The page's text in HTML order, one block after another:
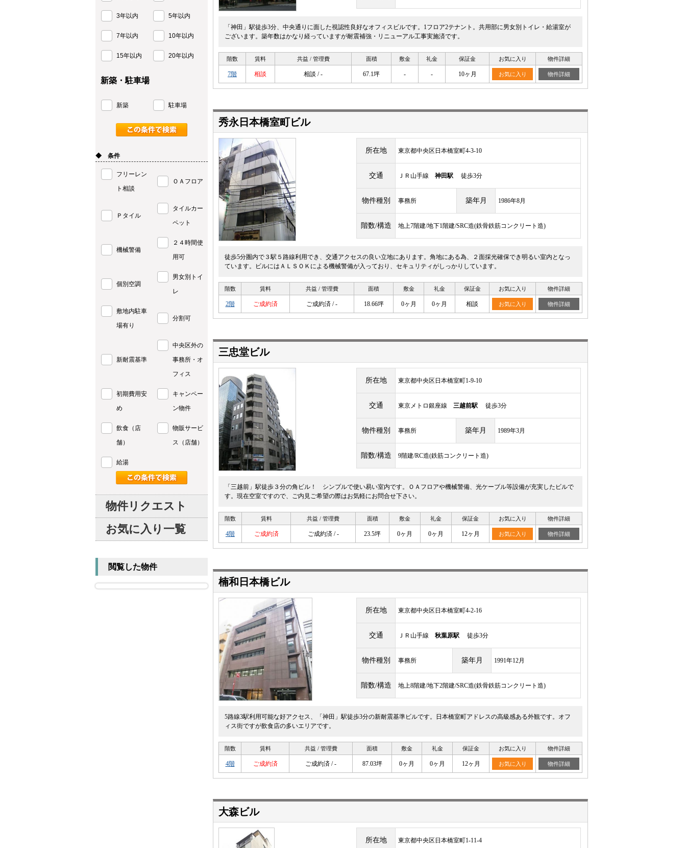
「神田」駅徒歩3分、中央通りに面した視認性良好なオフィスビルです。1フロア2テナント。共用部に男女別トイレ・給湯室が
ございます。築年数はかなり経っていますが耐震補強・リニューアル工事実施済です。
階数 賃料 共益 / 管理費 面積 敷金 礼金 保証金 お気に入り 物件詳細
7階 相談 相談 / - 67.1坪 - - 10ヶ月 お気に入り 物件詳細
秀永日本橋室町ビル
所在地 東京都中央区日本橋室町4-3-10
交通 ＪＲ山手線 神田駅 徒歩3分
物件種別 事務所 築年月 1986年8月
階数/構造 地上7階建/地下1階建/SRC造(鉄骨鉄筋コンクリート造)
徒歩5分圏内で３駅５路線利用でき、交通アクセスの良い立地にあります。角地にある為、２面採光確保でき明るい室内となっ
ています。ビルにはＡＬＳＯＫによる機械警備が入っており、セキュリティがしっかりしています。
階数 賃料 共益 / 管理費 面積 敷金 礼金 保証金 お気に入り 物件詳細
2階 ご成約済 ご成約済 / - 18.66坪 0ヶ月 0ヶ月 相談 お気に入り 物件詳細
三忠堂ビル
所在地 東京都中央区日本橋室町1-9-10
交通 東京メトロ銀座線 三越前駅 徒歩3分
物件種別 事務所 築年月 1989年3月
階数/構造 9階建/RC造(鉄筋コンクリート造)
「三越前」駅徒歩３分の角ビル！ シンプルで使い易い室内です。ＯＡフロアや機械警備、光ケーブル等設備が充実したビルで
す。現在空室ですので、ご内見ご希望の際はお気軽にお問合せ下さい。
階数 賃料 共益 / 管理費 面積 敷金 礼金 保証金 お気に入り 物件詳細
4階 ご成約済 ご成約済 / - 23.5坪 0ヶ月 0ヶ月 12ヶ月 お気に入り 物件詳細
楠和日本橋ビル
所在地 東京都中央区日本橋室町4-2-16
交通 ＪＲ山手線 秋葉原駅 徒歩3分
物件種別 事務所 築年月 1991年12月
階数/構造 地上8階建/地下2階建/SRC造(鉄骨鉄筋コンクリート造)
5路線3駅利用可能な好アクセス、「神田」駅徒歩3分の新耐震基準ビルです。日本橋室町アドレスの高級感ある外観です。オフ
ィス街ですが飲食店の多いエリアです。
階数 賃料 共益 / 管理費 面積 敷金 礼金 保証金 お気に入り 物件詳細
4階 ご成約済 ご成約済 / - 87.03坪 0ヶ月 0ヶ月 12ヶ月 お気に入り 物件詳細
大森ビル
所在地 東京都中央区日本橋室町1-11-4
3年以内 5年以内
7年以内 10年以内
15年以内 20年以内
新築・駐車場
新築 駐車場
◆ 条件
フリーレン
ト相談
ＯＡフロア
Ｐタイル
タイルカー
ペット
機械警備
２４時間使
用可
個別空調
男女別トイ
レ
敷地内駐車
場有り
分割可
新耐震基準
中央区外の
事務所・オ
フィス
初期費用安
め
キャンペー
ン物件
飲食（店
舗）
物販サービ
ス（店舗）
給湯
物件リクエスト
お気に入り一覧
閲覧した物件